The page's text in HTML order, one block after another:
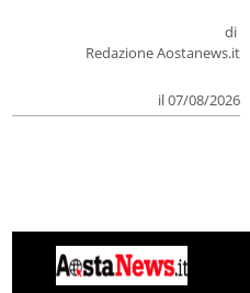
di
Redazione Aostanews.it
il 07/08/2026